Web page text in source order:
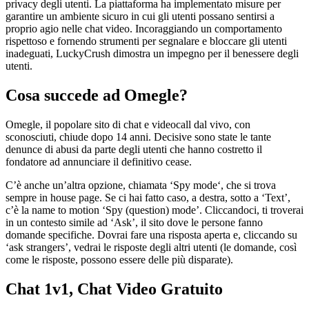
privacy degli utenti. La piattaforma ha implementato misure per
garantire un ambiente sicuro in cui gli utenti possano sentirsi a
proprio agio nelle chat video. Incoraggiando un comportamento
rispettoso e fornendo strumenti per segnalare e bloccare gli utenti
inadeguati, LuckyCrush dimostra un impegno per il benessere degli
utenti.
Cosa succede ad Omegle?
Omegle, il popolare sito di chat e videocall dal vivo, con
sconosciuti, chiude dopo 14 anni. Decisive sono state le tante
denunce di abusi da parte degli utenti che hanno costretto il
fondatore ad annunciare il definitivo cease.
C’è anche un’altra opzione, chiamata ‘Spy mode‘, che si trova
sempre in house page. Se ci hai fatto caso, a destra, sotto a ‘Text’,
c’è la name to motion ‘Spy (question) mode’. Cliccandoci, ti troverai
in un contesto simile ad ‘Ask’, il sito dove le persone fanno
domande specifiche. Dovrai fare una risposta aperta e, cliccando su
‘ask strangers’, vedrai le risposte degli altri utenti (le domande, così
come le risposte, possono essere delle più disparate).
Chat 1v1, Chat Video Gratuito